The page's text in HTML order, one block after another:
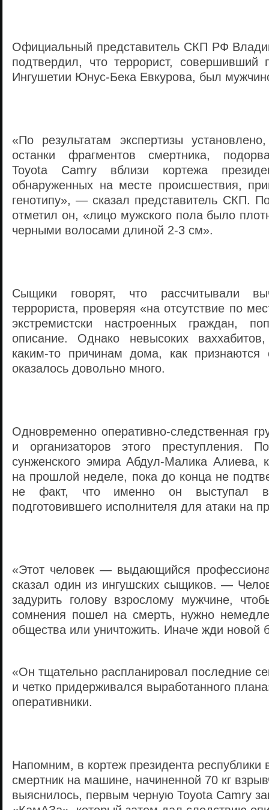
Официальный представитель СКП РФ
подтвердил, что террорист, совершивший
Ингушетии Юнус-Бека Евкурова, был
«По результатам экспертизы
останки фрагментов смертника,
Toyota Camry вблизи кортежа
обнаруженных на месте происшествия,
генотипу», — сказал представитель СКП.
отметил он, «лицо мужского пола было
черными волосами длиной 2-3 см».
Сыщики говорят, что рассчитывали
террориста, проверяя «на отсутствие по
экстремистски настроенных граждан,
описание. Однако невысоких
каким-то причинам дома, как
оказалось довольно много.
Одновременно оперативно-следственная
и организаторов этого преступления.
сунженского эмира Абдул-Малика Алиева,
на прошлой неделе, пока до конца не
не факт, что именно он выступал в
подготовившего исполнителя для атаки на
«Этот человек — выдающийся
сказал один из ингушских сыщиков. —
задурить голову взрослому мужчине,
сомнения пошел на смерть, нужно
общества или уничтожить. Иначе жди новой
«Он тщательно распланировал последние
и четко придерживался выработанного
оперативники.
Напомним, в кортеж президента республики
смертник на машине, начиненной 70 кг
выяснилось, первым черную Toyota Camry